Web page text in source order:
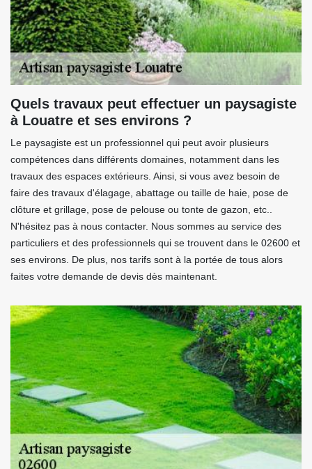
Quels travaux peut effectuer un paysagiste
à Louatre et ses environs ?
Le paysagiste est un professionnel qui peut avoir plusieurs
compétences dans différents domaines, notamment dans les
travaux des espaces extérieurs. Ainsi, si vous avez besoin de
faire des travaux d'élagage, abattage ou taille de haie, pose de
clôture et grillage, pose de pelouse ou tonte de gazon, etc..
N'hésitez pas à nous contacter. Nous sommes au service des
particuliers et des professionnels qui se trouvent dans le 02600 et
ses environs. De plus, nos tarifs sont à la portée de tous alors
faites votre demande de devis dès maintenant.